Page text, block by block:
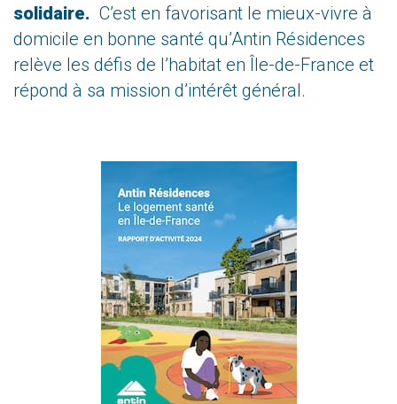
solidaire. C’est en favorisant le mieux-vivre à
domicile en bonne santé qu’Antin Résidences
relève les défis de l’habitat en Île-de-France et
répond à sa mission d’intérêt général.